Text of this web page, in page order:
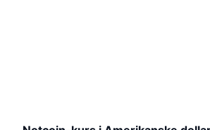
Teknisk analyse
Forskning